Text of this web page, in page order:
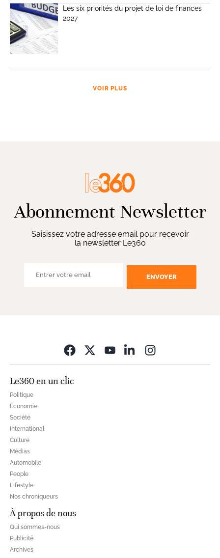
Les six priorités du projet de loi de finances
2027
VOIR PLUS
Abonnement Newsletter
Saisissez votre adresse email pour recevoir
la newsletter Le360
ENVOYER
Le360 en un clic
Politique
Economie
Société
International
Culture
Médias
Automobile
People
Lifestyle
Nos chroniqueurs
À propos de nous
Qui sommes-nous
Publicité
Archives